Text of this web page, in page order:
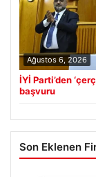
Ağustos 6, 2026
İYİ Parti’den
başvuru
Son Eklenen